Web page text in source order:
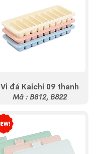
Vỉ đá Kaichi 09 thanh
Mã : B812, B822